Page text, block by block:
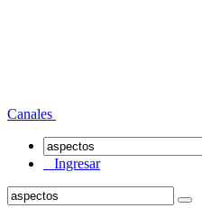
Canales
Ingresar